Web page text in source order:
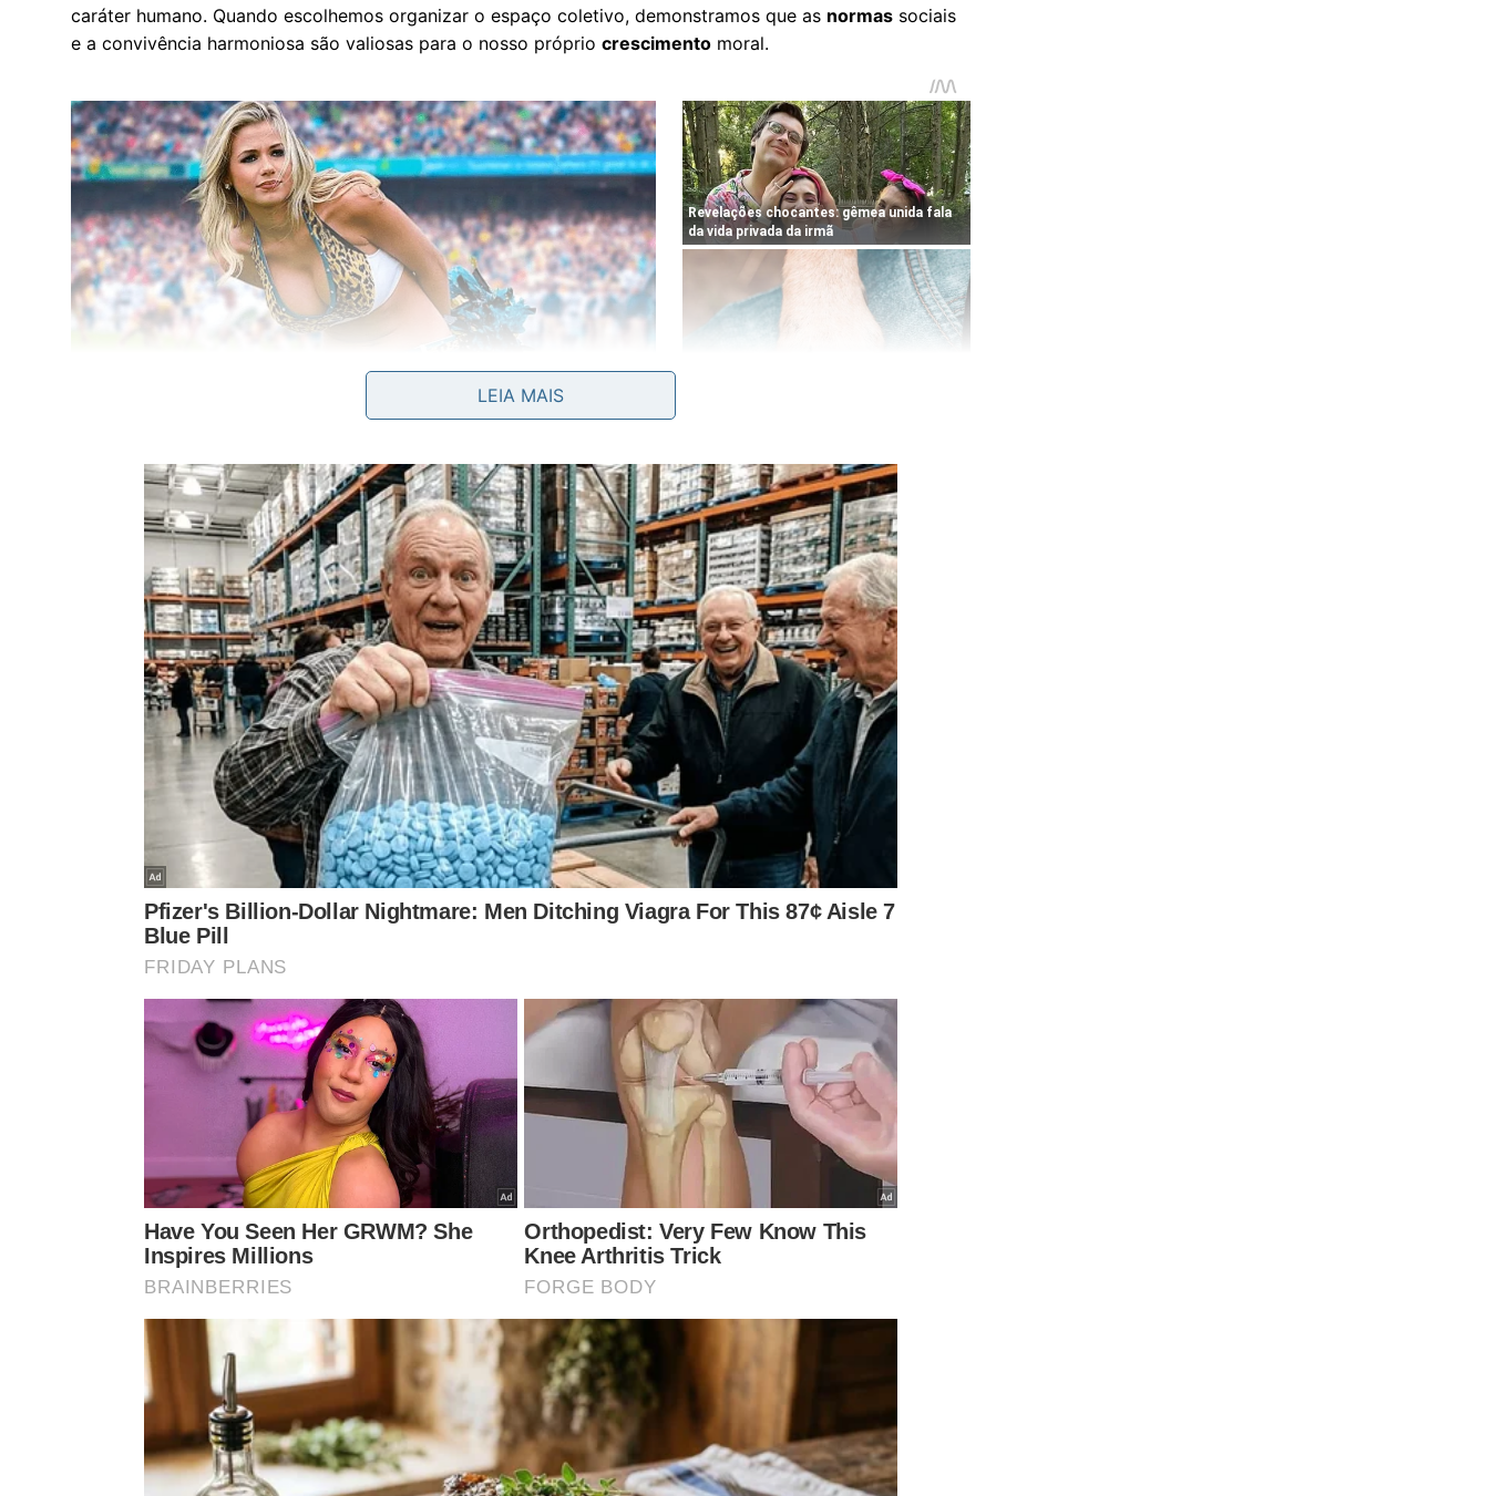
caráter humano. Quando escolhemos organizar o espaço coletivo, demonstramos que as normas sociais
e a convivência harmoniosa são valiosas para o nosso próprio crescimento moral.
O ato voluntário reflete o conceito de social mindfulness, no qual pequenas escolhas diárias protegem a
o esmero dos trabalhadores, promovendo um ambiente muito maisseguroeorganizado.
Abaixo, um vídeo do canal Philosophy Vibe no YouTubeque aprofunda os pontos discutidos neste tema:
Quais são os impactos sociais dessa escolha diária?
Muitos consumidores consideram que essas pequenas demonstrações de civilidade moldam a qualidade
LEIA MAIS